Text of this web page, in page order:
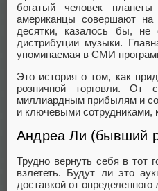
богатый человек
американцы совершают на
десятки, казалось бы, не
дистрибуции музыки.
упоминаемая в СМИ
Это история о том, как
розничной торговли. От
миллиардным прибылям и
и ключевыми сотрудниками,
Андреа Ли (бывший
Трудно вернуть себя в тот
взлететь. Будут ли это
доставкой от определенного